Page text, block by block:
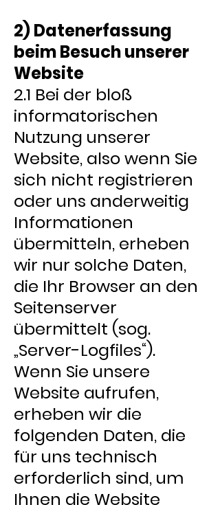
2) Datenerfassung
beim Besuch unserer
Website
2.1 Bei der bloß
informatorischen
Nutzung unserer
Website, also wenn Sie
sich nicht registrieren
oder uns anderweitig
Informationen
übermitteln, erheben
wir nur solche Daten,
die Ihr Browser an den
Seitenserver
übermittelt (sog.
„Server-Logfiles“).
Wenn Sie unsere
Website aufrufen,
erheben wir die
folgenden Daten, die
für uns technisch
erforderlich sind, um
Ihnen die Website